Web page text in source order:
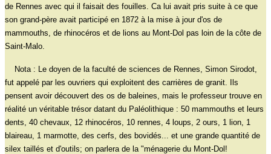
de Rennes avec qui il faisait des fouilles. Ca lui avait pris suite à ce que
son grand-père avait participé en 1872 à la mise à jour d'os de
mammouths, de rhinocéros et de lions au Mont-Dol pas loin de la côte de
Saint-Malo.
Nota : Le doyen de la faculté de sciences de Rennes, Simon Sirodot,
fut appelé par les ouvriers qui exploitent des carrières de granit. Ils
pensent avoir découvert des os de baleines, mais le professeur trouve en
réalité un véritable trésor datant du Paléolithique : 50 mammouths et leurs
dents, 40 chevaux, 12 rhinocéros, 10 rennes, 4 loups, 2 ours, 1 lion, 1
blaireau, 1 marmotte, des cerfs, des bovidés... et une grande quantité de
silex taillés et d'outils; on parlera de la "ménagerie du Mont-Dol!